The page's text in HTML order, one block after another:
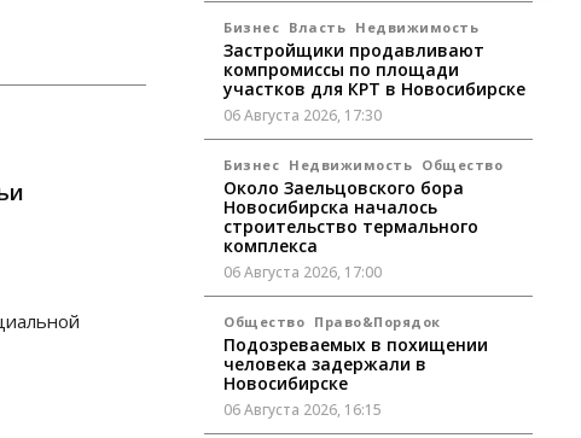
Бизнес Власть Недвижимость
Застройщики продавливают
компромиссы по площади
участков для КРТ в Новосибирске
06 Августа 2026, 17:30
Бизнес Недвижимость Общество
Около Заельцовского бора
Новосибирска началось
строительство термального
комплекса
06 Августа 2026, 17:00
Общество Право&Порядок
Подозреваемых в похищении
человека задержали в
Новосибирске
06 Августа 2026, 16:15